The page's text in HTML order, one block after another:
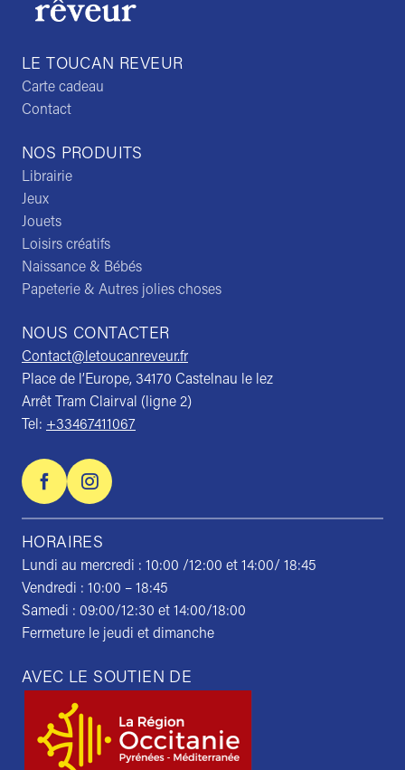
NOS PRODUITS
Librairie
Jeux
Jouets
Loisirs créatifs
Naissance & Bébés
Papeterie & Autres jolies choses
NOUS CONTACTER
Contact@letoucanreveur.fr
Place de l’Europe, 34170 Castelnau le lez
Arrêt Tram Clairval (ligne 2)
Tel: +33467411067
HORAIRES
Lundi au mercredi : 10:00 /12:00 et 14:00/ 18:45
Vendredi : 10:00 – 18:45
Samedi : 09:00/12:30 et 14:00/18:00
Fermeture le jeudi et dimanche
LE TOUCAN REVEUR
Carte cadeau
Contact
AVEC LE SOUTIEN DE